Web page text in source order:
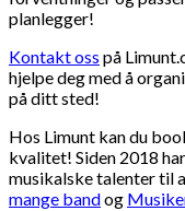
planlegger!
Kontakt oss på
hjelpe deg med å
på ditt sted!
Hos Limunt kan du
kvalitet! Siden 2018
musikalske talenter til
mange bandog